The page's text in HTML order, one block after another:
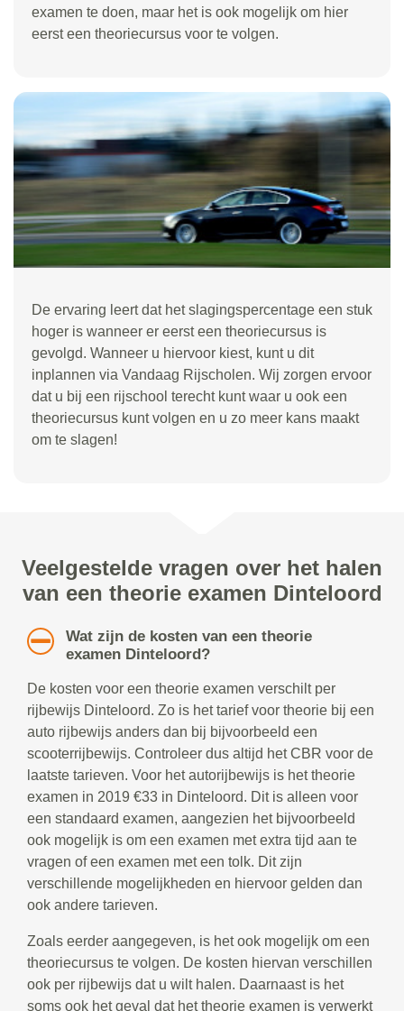
examen te doen, maar het is ook mogelijk om hier
eerst een theoriecursus voor te volgen.
De ervaring leert dat het slagingspercentage een stuk
hoger is wanneer er eerst een theoriecursus is
gevolgd. Wanneer u hiervoor kiest, kunt u dit
inplannen via Vandaag Rijscholen. Wij zorgen ervoor
dat u bij een rijschool terecht kunt waar u ook een
theoriecursus kunt volgen en u zo meer kans maakt
om te slagen!
Veelgestelde vragen over het halen
van een theorie examen Dinteloord
Wat zijn de kosten van een theorie
examen Dinteloord?
De kosten voor een theorie examen verschilt per
rijbewijs Dinteloord. Zo is het tarief voor theorie bij een
auto rijbewijs anders dan bij bijvoorbeeld een
scooterrijbewijs. Controleer dus altijd het CBR voor de
laatste tarieven. Voor het autorijbewijs is het theorie
examen in 2019 €33 in Dinteloord. Dit is alleen voor
een standaard examen, aangezien het bijvoorbeeld
ook mogelijk is om een examen met extra tijd aan te
vragen of een examen met een tolk. Dit zijn
verschillende mogelijkheden en hiervoor gelden dan
ook andere tarieven.
Zoals eerder aangegeven, is het ook mogelijk om een
theoriecursus te volgen. De kosten hiervan verschillen
ook per rijbewijs dat u wilt halen. Daarnaast is het
soms ook het geval dat het theorie examen is verwerkt